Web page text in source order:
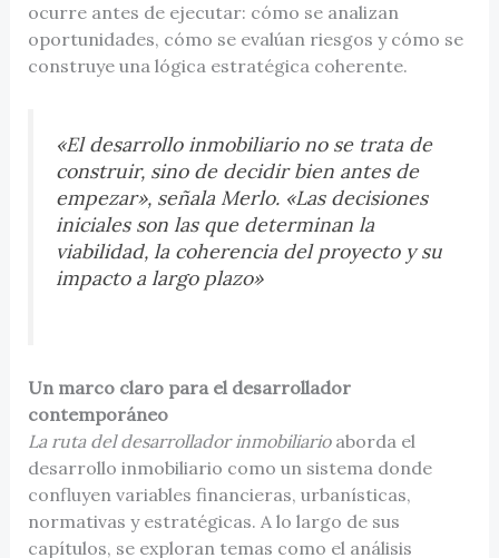
ocurre antes de ejecutar: cómo se analizan
oportunidades, cómo se evalúan riesgos y cómo se
construye una lógica estratégica coherente.
«El desarrollo inmobiliario no se trata de
construir, sino de decidir bien antes de
empezar», señala Merlo. «Las decisiones
iniciales son las que determinan la
viabilidad, la coherencia del proyecto y su
impacto a largo plazo»
Un marco claro para el desarrollador
contemporáneo
La ruta del desarrollador inmobiliarioaborda el
desarrollo inmobiliario como un sistema donde
confluyen variables financieras, urbanísticas,
normativas y estratégicas. A lo largo de sus
capítulos, se exploran temas como el análisis